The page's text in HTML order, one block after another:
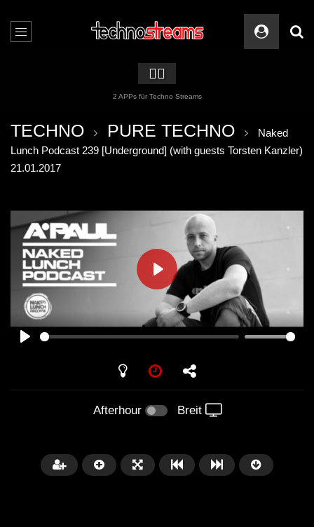
🏳️‍🌈
2 APPs für Techno Streams
TECHNO PURE TECHNO
Naked
Lunch Podcast 239 [Underground] (with guests Torsten Kanzler)
21.01.2017
PLAY
Afterhour Breit